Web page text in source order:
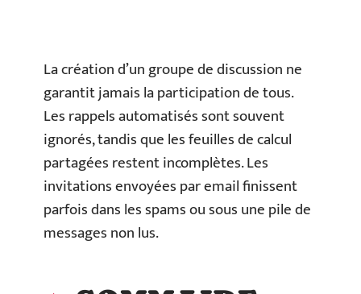
La création d’un groupe de discussion ne
garantit jamais la participation de tous.
Les rappels automatisés sont souvent
ignorés, tandis que les feuilles de calcul
partagées restent incomplètes. Les
invitations envoyées par email finissent
parfois dans les spams ou sous une pile de
messages non lus.